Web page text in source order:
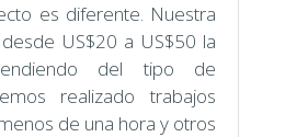
es diferente. Nuestra
US$20 a US$50 la
del tipo de
realizado trabajos
de una hora y otros